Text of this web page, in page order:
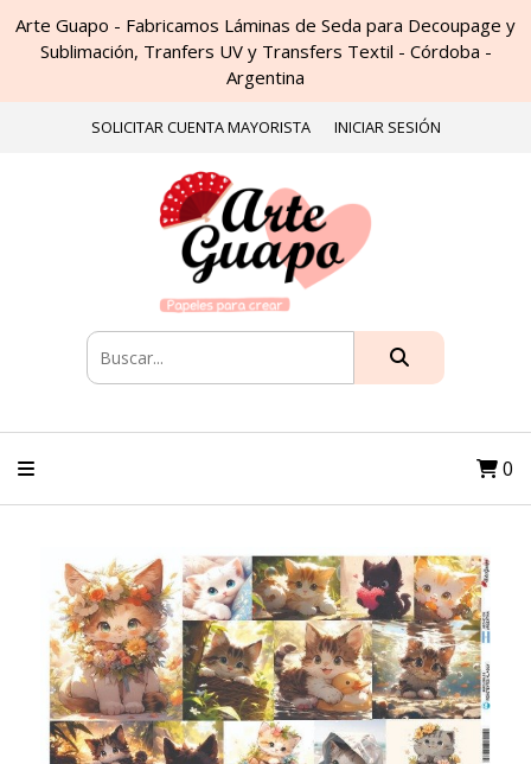
Arte Guapo - Fabricamos Láminas de Seda para Decoupage y
Sublimación, Tranfers UV y Transfers Textil - Córdoba -
Argentina
SOLICITAR CUENTA MAYORISTA INICIAR SESIÓN
0